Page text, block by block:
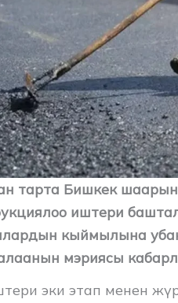
тарта Бишкек
иштери
кыймылына
мэриясы
эки этап менен